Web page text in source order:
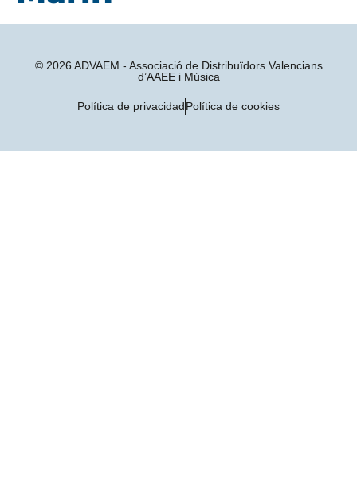
© 2026 ADVAEM - Associació de Distribuïdors Valencians
d’AAEE i Música
Política de privacidadPolítica de cookies